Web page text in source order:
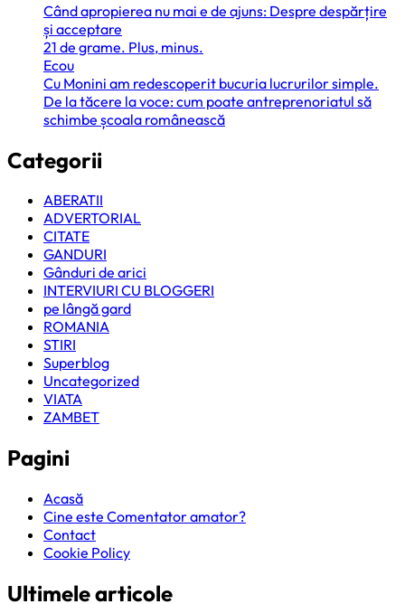
Când apropierea nu mai e de ajuns: Despre despărțire
și acceptare
21 de grame. Plus, minus.
Ecou
Cu Monini am redescoperit bucuria lucrurilor simple.
De la tăcere la voce: cum poate antreprenoriatul să
schimbe școala românească
Categorii
ABERATII
ADVERTORIAL
CITATE
GANDURI
Gânduri de arici
INTERVIURI CU BLOGGERI
pe lângă gard
ROMANIA
STIRI
Superblog
Uncategorized
VIATA
ZAMBET
Pagini
Acasă
Cine este Comentator amator?
Contact
Cookie Policy
Ultimele articole